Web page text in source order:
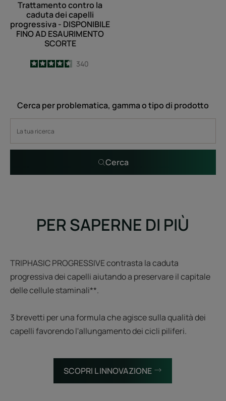
AD
ESAURIMENTO
SCORTE
Trattamento contro la
caduta dei capelli
progressiva - DISPONIBILE
FINO AD ESAURIMENTO
SCORTE
4.6
/5
340
Cerca per problematica, gamma o tipo di prodotto
Cerca
PER SAPERNE DI PIÙ
TRIPHASIC PROGRESSIVE contrasta la caduta
progressiva dei capelli aiutando a preservare il capitale
delle cellule staminali**.
3 brevetti per una formula che agisce sulla qualità dei
capelli favorendo l'allungamento dei cicli piliferi.
SCOPRI L INNOVAZIONE